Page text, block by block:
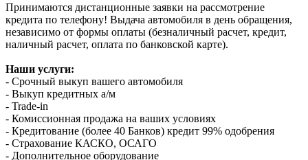
Принимаются дистанционные заявки на рассмотрение
кредита по телефону! Выдача автомобиля в день обращения,
независимо от формы оплаты (безналичный расчет, кредит,
наличный расчет, оплата по банковской карте).
Наши услуги:
- Срочный выкуп вашего автомобиля
- Выкуп кредитных а/м
- Trade-in
- Комиссионная продажа на ваших условиях
- Кредитование (более 40 Банков) кредит 99% одобрения
- Страхование КАСКО, ОСАГО
- Дополнительное оборудование